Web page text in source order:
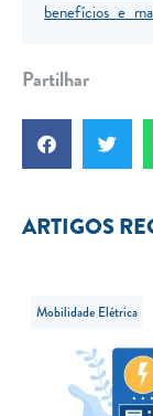
benefícios e
Partilhar
ARTIGOS
Mobilidade Elétrica